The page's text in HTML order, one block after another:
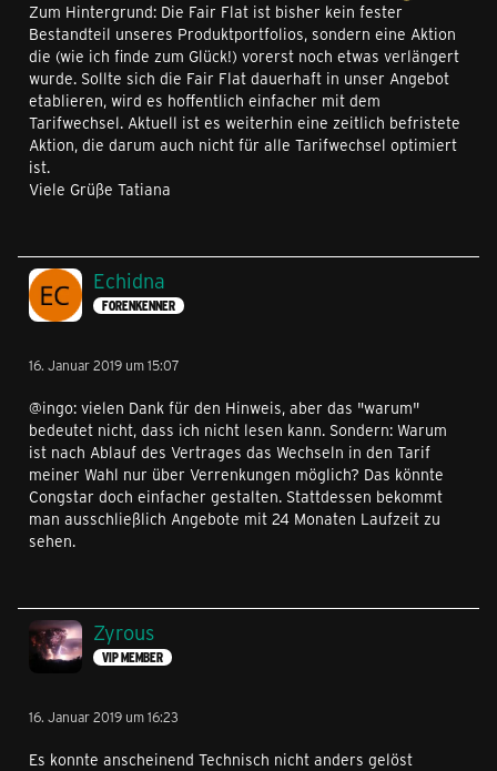
Zum Hintergrund: Die Fair Flat ist bisher kein fester
Bestandteil unseres Produktportfolios, sondern eine Aktion
die (wie ich finde zum Glück!) vorerst noch etwas verlängert
wurde. Sollte sich die Fair Flat dauerhaft in unser Angebot
etablieren, wird es hoffentlich einfacher mit dem
Tarifwechsel. Aktuell ist es weiterhin eine zeitlich befristete
Aktion, die darum auch nicht für alle Tarifwechsel optimiert
ist.
Viele Grüße Tatiana
Echidna
FORENKENNER
16. Januar 2019 um 15:07
@ingo: vielen Dank für den Hinweis, aber das "warum"
bedeutet nicht, dass ich nicht lesen kann. Sondern: Warum
ist nach Ablauf des Vertrages das Wechseln in den Tarif
meiner Wahl nur über Verrenkungen möglich? Das könnte
Congstar doch einfacher gestalten. Stattdessen bekommt
man ausschließlich Angebote mit 24 Monaten Laufzeit zu
sehen.
Zyrous
VIP MEMBER
16. Januar 2019 um 16:23
Es konnte anscheinend Technisch nicht anders gelöst